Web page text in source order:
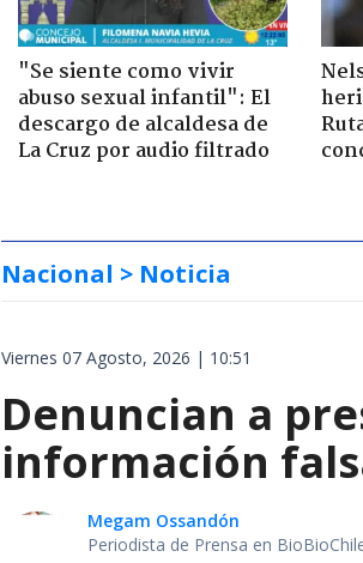
"Se siente como vivir
abuso sexual infantil": El
descargo de alcaldesa de
La Cruz por audio filtrado
Nacional > Noticia
Viernes 07 Agosto, 2026 | 10:51
Denuncian a
información
Megam Ossandón
Periodista de Prensa en